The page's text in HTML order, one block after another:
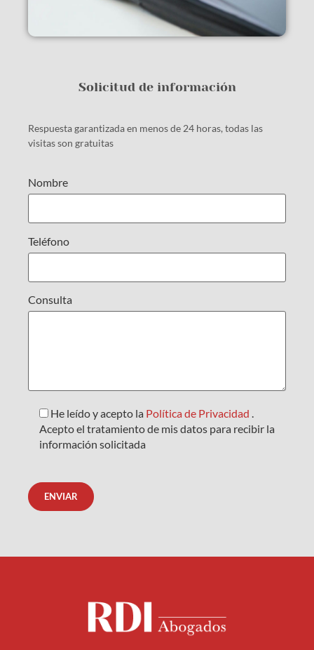
Solicitud de información
Respuesta garantizada en menos de 24 horas, todas las
visitas son gratuitas
Nombre
Teléfono
Consulta
He leído y acepto la Política de Privacidad .
Acepto el tratamiento de mis datos para recibir la
información solicitada